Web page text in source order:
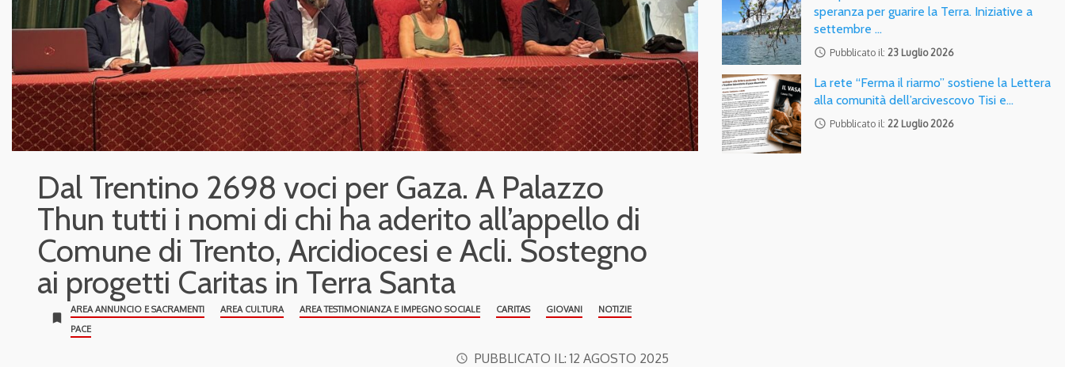
Dal Trentino 2698 voci per Gaza. A Palazzo
Thun tutti i nomi di chi ha aderito all’appello di
Comune di Trento, Arcidiocesi e Acli. Sostegno
ai progetti Caritas in Terra Santa
bookmark
AREA ANNUNCIO E SACRAMENTI AREA CULTURA AREA TESTIMONIANZA E IMPEGNO SOCIALE CARITAS GIOVANI
NOTIZIE
PACE
access_time PUBBLICATO IL:12 AGOSTO 2025
speranza per guarire la Terra. Iniziative a
settembre …
access_time Pubblicato il: 23 Luglio 2026
La rete “Ferma il riarmo” sostiene la Lettera
alla comunità dell’arcivescovo Tisi e…
access_time Pubblicato il: 22 Luglio 2026